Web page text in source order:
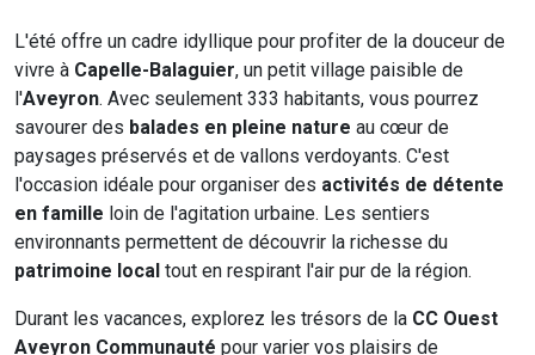
L'été offre un cadre idyllique pour profiter de la douceur de
vivre à Capelle-Balaguier, un petit village paisible de
l'Aveyron. Avec seulement 333 habitants, vous pourrez
savourer des balades en pleine nature au cœur de
paysages préservés et de vallons verdoyants. C'est
l'occasion idéale pour organiser des activités de détente
en famille loin de l'agitation urbaine. Les sentiers
environnants permettent de découvrir la richesse du
patrimoine local tout en respirant l'air pur de la région.
Durant les vacances, explorez les trésors de la CC Ouest
Aveyron Communauté pour varier vos plaisirs de